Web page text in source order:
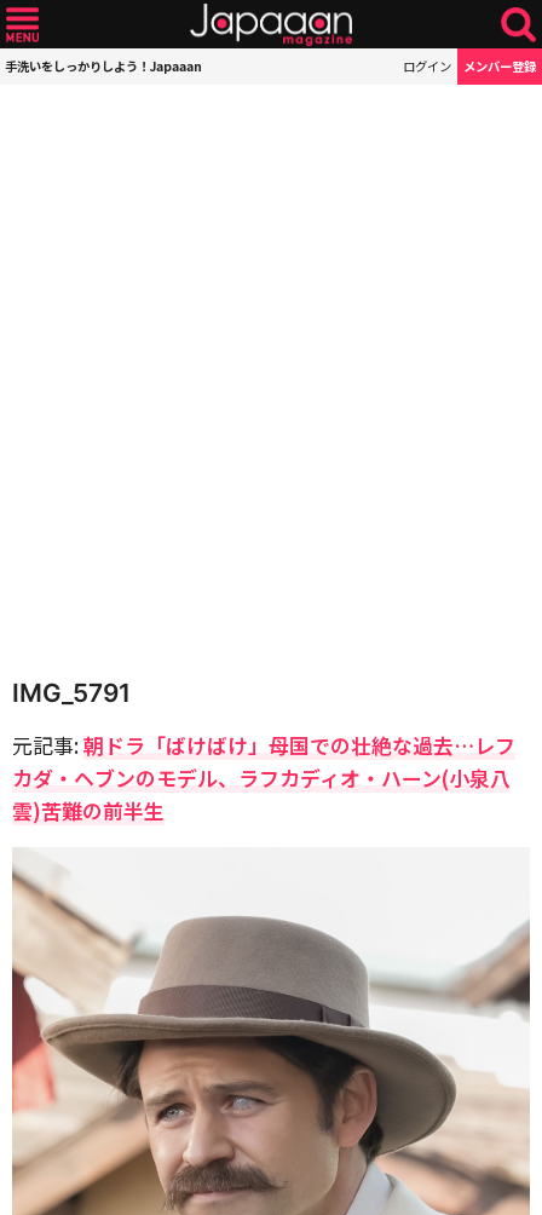
手洗いをしっかりしよう！Japaaan ログイン メンバー登録
IMG_5791
元記事:朝ドラ「ばけばけ」母国での壮絶な過去…レフ
カダ・ヘブンのモデル、ラフカディオ・ハーン(小泉八
雲)苦難の前半生